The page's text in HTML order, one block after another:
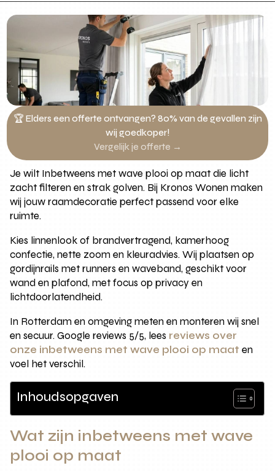
🏆 Elders een offerte ontvangen? 80% van de gevallen zijn
wij goedkoper!
Vergelijk je offerte →
Je wilt Inbetweens met wave plooi op maat die licht
zacht filteren en strak golven. Bij Kronos Wonen maken
wij jouw raamdecoratie perfect passend voor elke
ruimte.
Kies linnenlook of brandvertragend, kamerhoog
confectie, nette zoom en kleuradvies. Wij plaatsen op
gordijnrails met runners en waveband, geschikt voor
wand en plafond, met focus op privacy en
lichtdoorlatendheid.
In Rotterdam en omgeving meten en monteren wij snel
en secuur. Google reviews 5/5, lees reviews over
onze inbetweens met wave plooi op maat en
voel het verschil.
Inhoudsopgaven
Wat zijn inbetweens met wave
plooi op maat